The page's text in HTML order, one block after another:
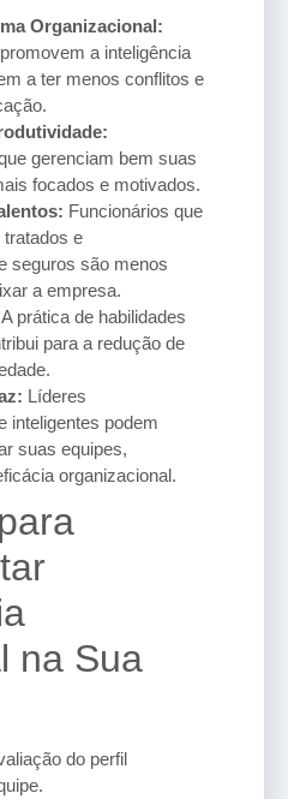
Organizacional:
a inteligência
a ter menos conflitos e
gerenciam bem suas
focados e motivados.
Funcionários que
e
seguros são menos
a empresa.
A prática de habilidades
para a redução de
Líderes
inteligentes podem
suas equipes,
organizacional.
na Sua
do perfil